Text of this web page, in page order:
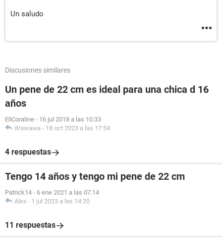
Un saludo
Discusiones similares
Un pene de 22 cm es ideal para una chica d 16
años
EliCoraline - 16 jul 2018 a las 10:33
Wawawa - 18 oct 2023 a las 17:54
4 respuestas
Tengo 14 años y tengo mi pene de 22 cm
Patrick14 - 6 ene 2021 a las 07:14
Alex - 1 jul 2023 a las 14:20
11 respuestas